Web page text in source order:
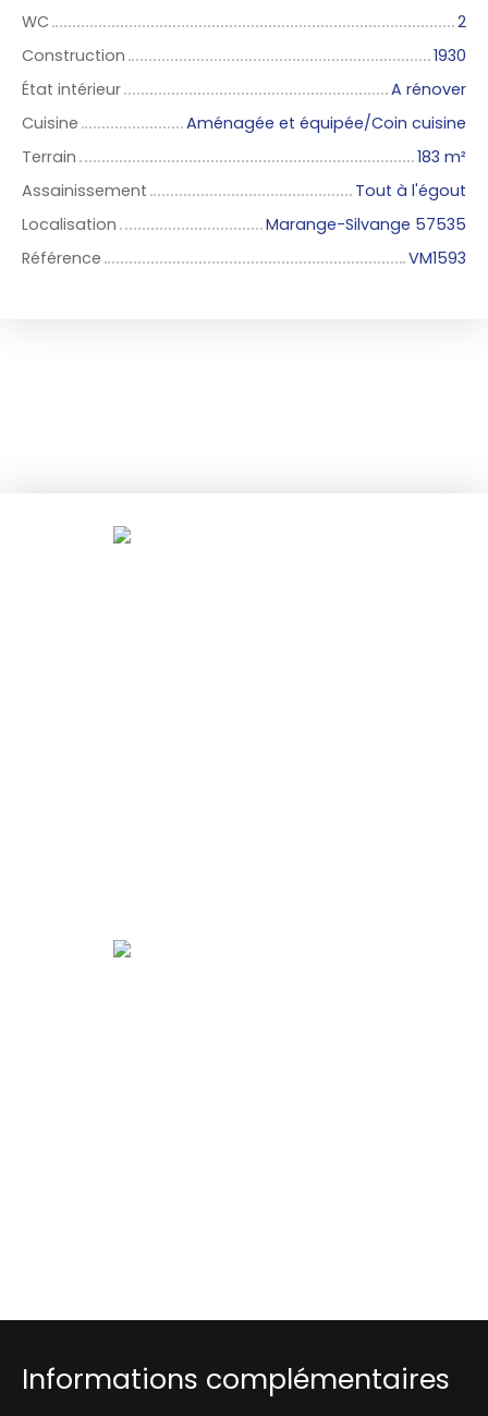
WC
2
Construction
1930
État intérieur
A rénover
Cuisine
Aménagée et équipée/Coin cuisine
Terrain
183 m²
Assainissement
Tout à l'égout
Localisation
Marange-Silvange 57535
Référence
VM1593
Informations complémentaires